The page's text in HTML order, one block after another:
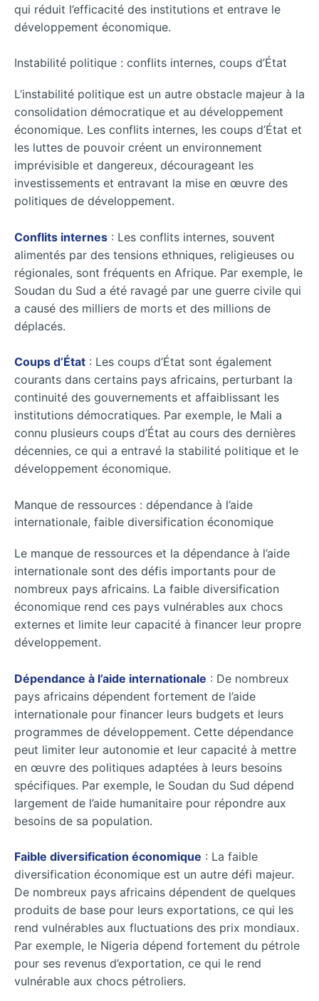
qui réduit l’efficacité des institutions et entrave le
développement économique.
Instabilité politique : conflits internes, coups d’État
L’instabilité politique est un autre obstacle majeur à la
consolidation démocratique et au développement
économique. Les conflits internes, les coups d’État et
les luttes de pouvoir créent un environnement
imprévisible et dangereux, décourageant les
investissements et entravant la mise en œuvre des
politiques de développement.
Conflits internes : Les conflits internes, souvent
alimentés par des tensions ethniques, religieuses ou
régionales, sont fréquents en Afrique. Par exemple, le
Soudan du Sud a été ravagé par une guerre civile qui
a causé des milliers de morts et des millions de
déplacés.
Coups d’État : Les coups d’État sont également
courants dans certains pays africains, perturbant la
continuité des gouvernements et affaiblissant les
institutions démocratiques. Par exemple, le Mali a
connu plusieurs coups d’État au cours des dernières
décennies, ce qui a entravé la stabilité politique et le
développement économique.
Manque de ressources : dépendance à l’aide
internationale, faible diversification économique
Le manque de ressources et la dépendance à l’aide
internationale sont des défis importants pour de
nombreux pays africains. La faible diversification
économique rend ces pays vulnérables aux chocs
externes et limite leur capacité à financer leur propre
développement.
Dépendance à l’aide internationale : De nombreux
pays africains dépendent fortement de l’aide
internationale pour financer leurs budgets et leurs
programmes de développement. Cette dépendance
peut limiter leur autonomie et leur capacité à mettre
en œuvre des politiques adaptées à leurs besoins
spécifiques. Par exemple, le Soudan du Sud dépend
largement de l’aide humanitaire pour répondre aux
besoins de sa population.
Faible diversification économique : La faible
diversification économique est un autre défi majeur.
De nombreux pays africains dépendent de quelques
produits de base pour leurs exportations, ce qui les
rend vulnérables aux fluctuations des prix mondiaux.
Par exemple, le Nigeria dépend fortement du pétrole
pour ses revenus d’exportation, ce qui le rend
vulnérable aux chocs pétroliers.